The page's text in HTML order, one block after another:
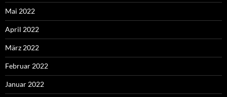
Mai 2022
April 2022
März 2022
Februar 2022
Januar 2022